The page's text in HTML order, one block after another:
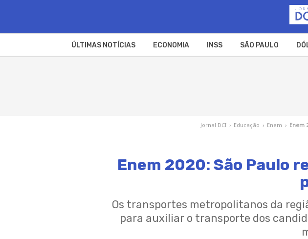
ÚLTIMAS NOTÍCIAS ECONOMIA INSS SÃO PAULO
Jornal DCI › Educação › Enem › Enem
Enem 2020: São Paulo
Os transportes metropolitanos da
para auxiliar o transporte dos